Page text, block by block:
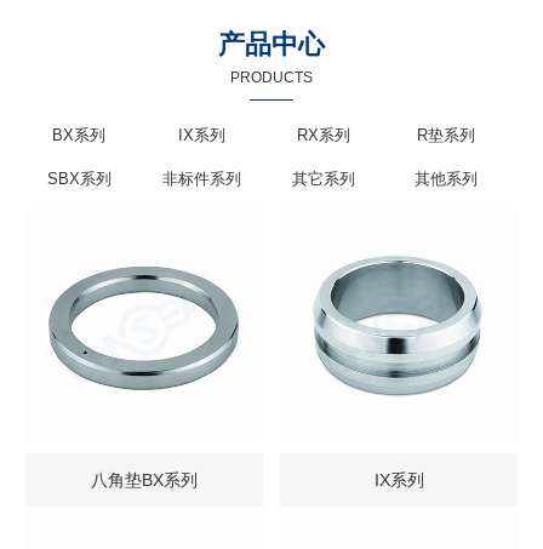
产品中心
PRODUCTS
BX系列 IX系列 RX系列 R垫系列
SBX系列 非标件系列 其它系列 其他系列
八角垫BX系列 IX系列